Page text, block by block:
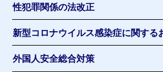
性犯罪関係の法改正
新型コロナウイルス感染症に関する
外国人安全総合対策